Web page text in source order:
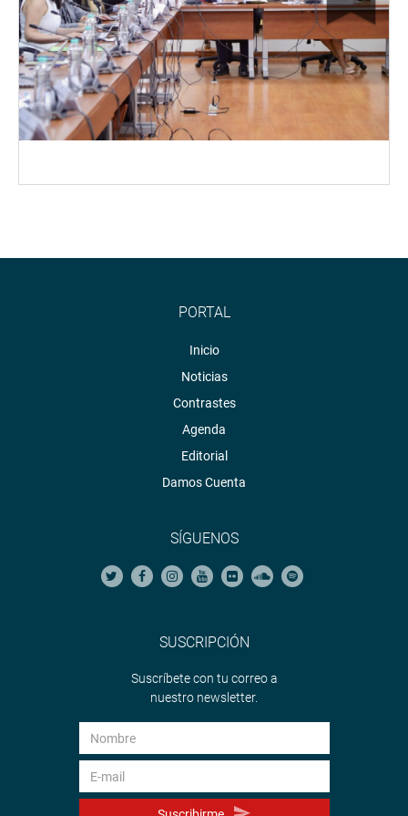
PORTAL
Inicio
Noticias
Contrastes
Agenda
Editorial
Damos Cuenta
SÍGUENOS
SUSCRIPCIÓN
Suscríbete con tu correo a
nuestro newsletter.